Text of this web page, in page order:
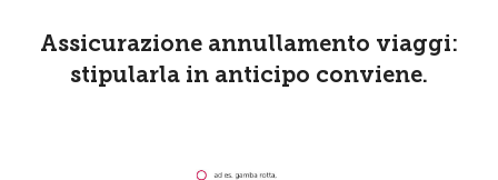
Assicurazione annullamento viaggi:
stipularla in anticipo conviene.